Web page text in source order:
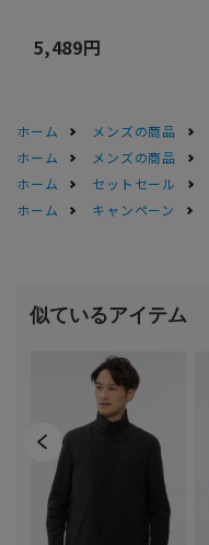
5,489円
ホーム メンズの商品
ホーム
メンズの商品
ホーム
セットセール
ホーム
キャンペーン